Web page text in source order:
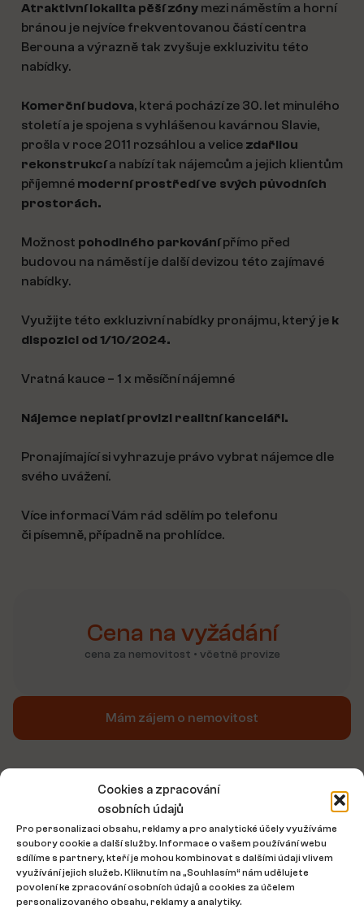
Cookies a zpracování
osobních údajů
Pro personalizaci obsahu, reklamy a pro analytické účely využíváme
soubory cookie a další služby. Informace o vašem používání webu
sdílíme s partnery, kteří je mohou kombinovat s dalšími údaji vlivem
využívání jejich služeb. Kliknutím na „Souhlasím“ nám udělujete
povolení ke zpracování osobních údajů a cookies za účelem
personalizovaného obsahu, reklamy a analytiky.
Atraktivní lokalita pěší zóny mezi náměstím a horní
bránou je nejvíce frekventovanou částí centra
Berouna a výrazně tak zvyšuje exkluzivitu této
nabídky.
Komerční budova, která pochází ze 30. let minulého
století a je spojena s vyhlášenou kavárnou Slavie,
prošla v roce 2011 rozsáhlou a velice zdařilou
rekonstrukcía nabízí tak nájemcům a jejich klientům
příjemné moderní prostředí ve svých původních
prostorách.
Možnost pohodlného parkovánípřímo před
budovou na náměstí je další devizou této zajímavé
nabídky.
Využijte této exkluzivní nabídky pronájmu, který je k
dispozici od 1/10/2024.
Vratná kauce – 1 x měsíční nájemné
Nájemce neplatí provizi realitní kanceláři.
Pronajímající si vyhrazuje právo vybrat nájemce dle
svého uvážení.
Více informací Vám rád sdělím po telefonu
či písemně, případně na prohlídce.
Cena na vyžádání
cena za nemovitost • včetně provize
Mám zájem o nemovitost
Informace o nemovitosti
Rozloha objektu 95 m
Energetická třída: Neuvedeno
Stav objektu: